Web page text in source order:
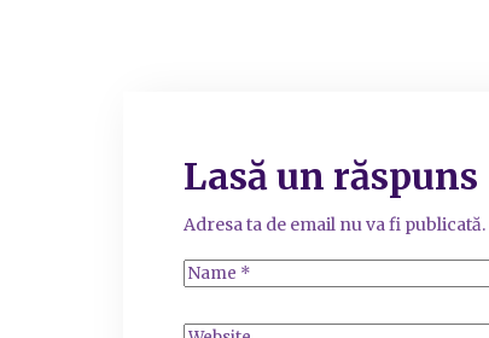
Lasă un răspuns
Adresa ta de email nu va fi publicată.